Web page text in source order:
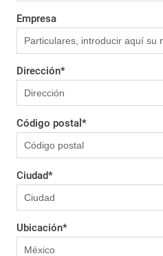
Empresa
Dirección*
Código postal *
Ciudad*
Ubicación*